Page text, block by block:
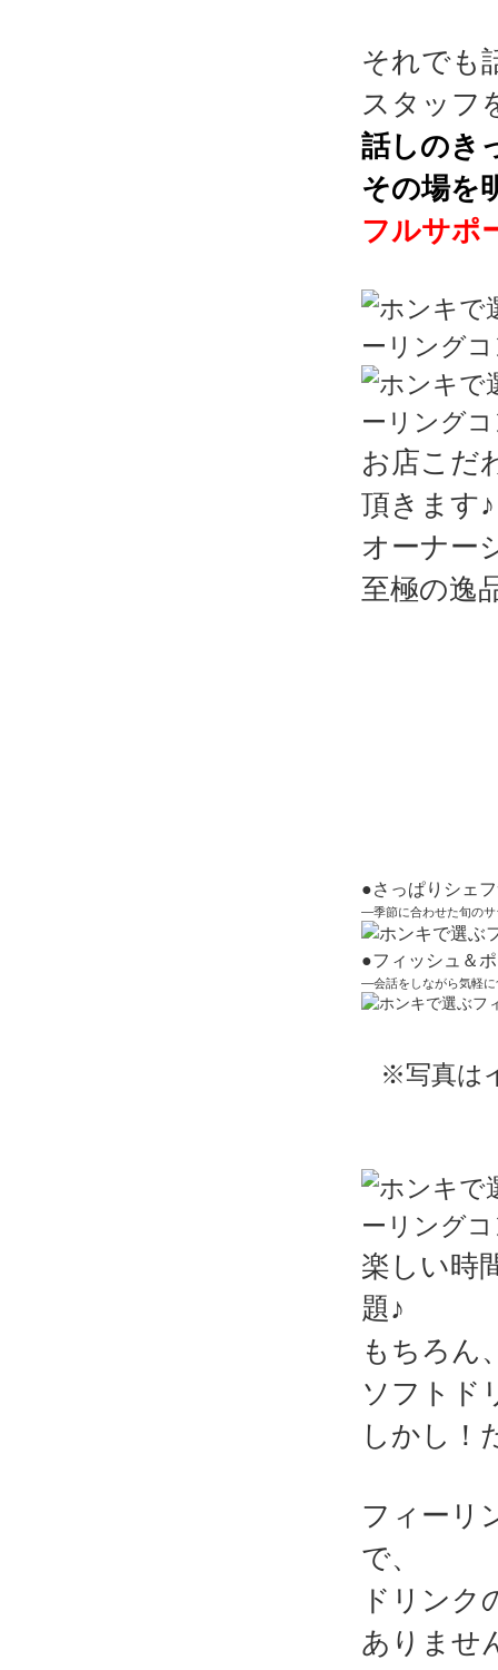
それでも
スタッフ
話しのき
その場を
フルサポ
お店こだ
頂きます♪
オーナー
至極の逸
●さっぱりシェ
―季節に合わせた旬のサ
●フィッシュ＆
―会話をしながら気軽に
※写真は
楽しい時
題♪
もちろん
ソフトド
しかし！
フィーリ
で、
ドリンク
ありませ